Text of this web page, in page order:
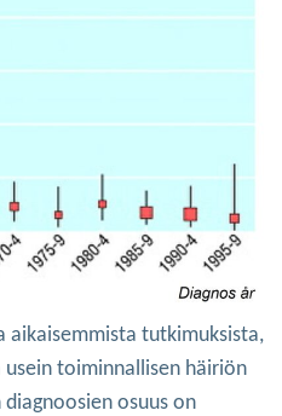
aikaisemmista tutkimuksista,
toiminnallisen häiriön
osuus on